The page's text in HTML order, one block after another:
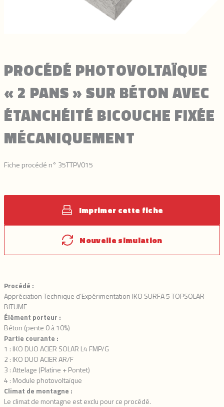
PROCÉDÉ PHOTOVOLTAÏQUE
« 2 PANS » SUR BÉTON AVEC
ÉTANCHÉITÉ BICOUCHE FIXÉE
MÉCANIQUEMENT
Fiche procédé n° 35TTPV015
Imprimer cette fiche
Nouvelle simulation
Procédé :
Appréciation Technique d’Expérimentation IKO SURFA 5 TOPSOLAR
BITUME
Élément porteur :
Béton (pente 0 à 10%)
Partie courante :
1 : IKO DUO ACIER SOLAR L4 FMP/G
2 : IKO DUO ACIER AR/F
3 : Attelage (Platine + Pontet)
4 : Module photovoltaïque
Climat de montagne :
Le climat de montagne est exclu pour ce procédé.